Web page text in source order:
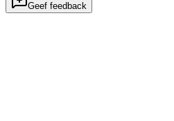
Geef feedback